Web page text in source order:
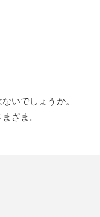
いでしょうか。
ざま。